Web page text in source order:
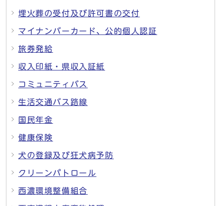
埋火葬の受付及び許可書の交付
マイナンバーカード、公的個人認証
旅券発給
収入印紙・県収入証紙
コミュニティバス
生活交通バス路線
国民年金
健康保険
犬の登録及び狂犬病予防
クリーンパトロール
西濃環境整備組合